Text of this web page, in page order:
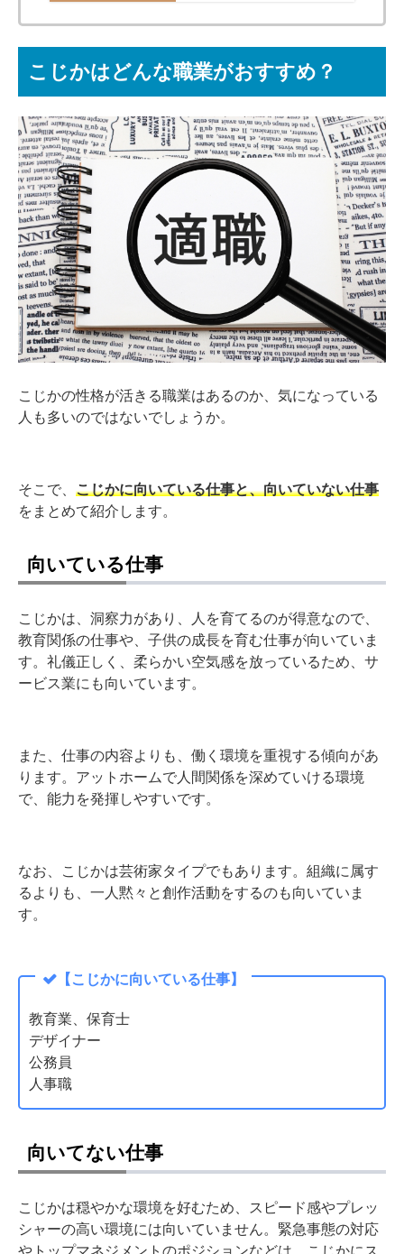
こじかはどんな職業がおすすめ？
こじかの性格が活きる職業はあるのか、気になっている
人も多いのではないでしょうか。
そこで、 こじかに向いている仕事と、向いていない仕事
をまとめて紹介します。
向いている仕事
こじかは、洞察力があり、人を育てるのが得意なので、
教育関係の仕事や、子供の成長を育む仕事が向いていま
す。礼儀正しく、柔らかい空気感を放っているため、サ
ービス業にも向いています。
また、仕事の内容よりも、働く環境を重視する傾向があ
ります。アットホームで人間関係を深めていける環境
で、能力を発揮しやすいです。
なお、こじかは芸術家タイプでもあります。組織に属す
るよりも、一人黙々と創作活動をするのも向いていま
す。
【こじかに向いている仕事】
教育業、保育士
デザイナー
公務員
人事職
向いてない仕事
こじかは穏やかな環境を好むため、スピード感やプレッ
シャーの高い環境には向いていません。緊急事態の対応
やトップマネジメントのポジションなどは、こじかにス